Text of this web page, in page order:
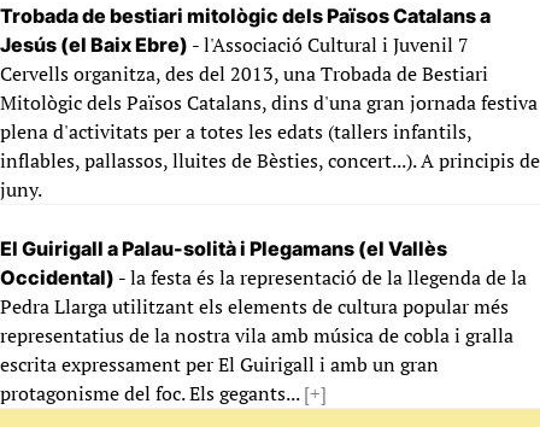
Trobada de bestiari mitològic dels Països Catalans a
Jesús (el Baix Ebre) - l'Associació Cultural i Juvenil 7
Cervells organitza, des del 2013, una Trobada de Bestiari
Mitològic dels Països Catalans, dins d'una gran jornada festiva
plena d'activitats per a totes les edats (tallers infantils,
inflables, pallassos, lluites de Bèsties, concert...). A principis de
juny.
El Guirigall a Palau-solità i Plegamans (el Vallès
Occidental) - la festa és la representació de la llegenda de la
Pedra Llarga utilitzant els elements de cultura popular més
representatius de la nostra vila amb música de cobla i gralla
escrita expressament per El Guirigall i amb un gran
protagonisme del foc. Els gegants...[+]